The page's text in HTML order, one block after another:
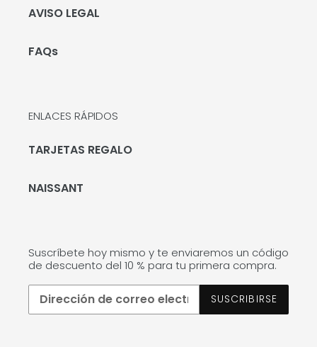
AVISO LEGAL
FAQs
ENLACES RÁPIDOS
TARJETAS REGALO
NAISSANT
Suscríbete hoy mismo y te enviaremos un código
de descuento del 10 % para tu primera compra.
SUSCRIBIRSE